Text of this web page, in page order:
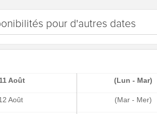
pour d'autres dates
Août (Lun - Mar)
Août (Mar - Mer)